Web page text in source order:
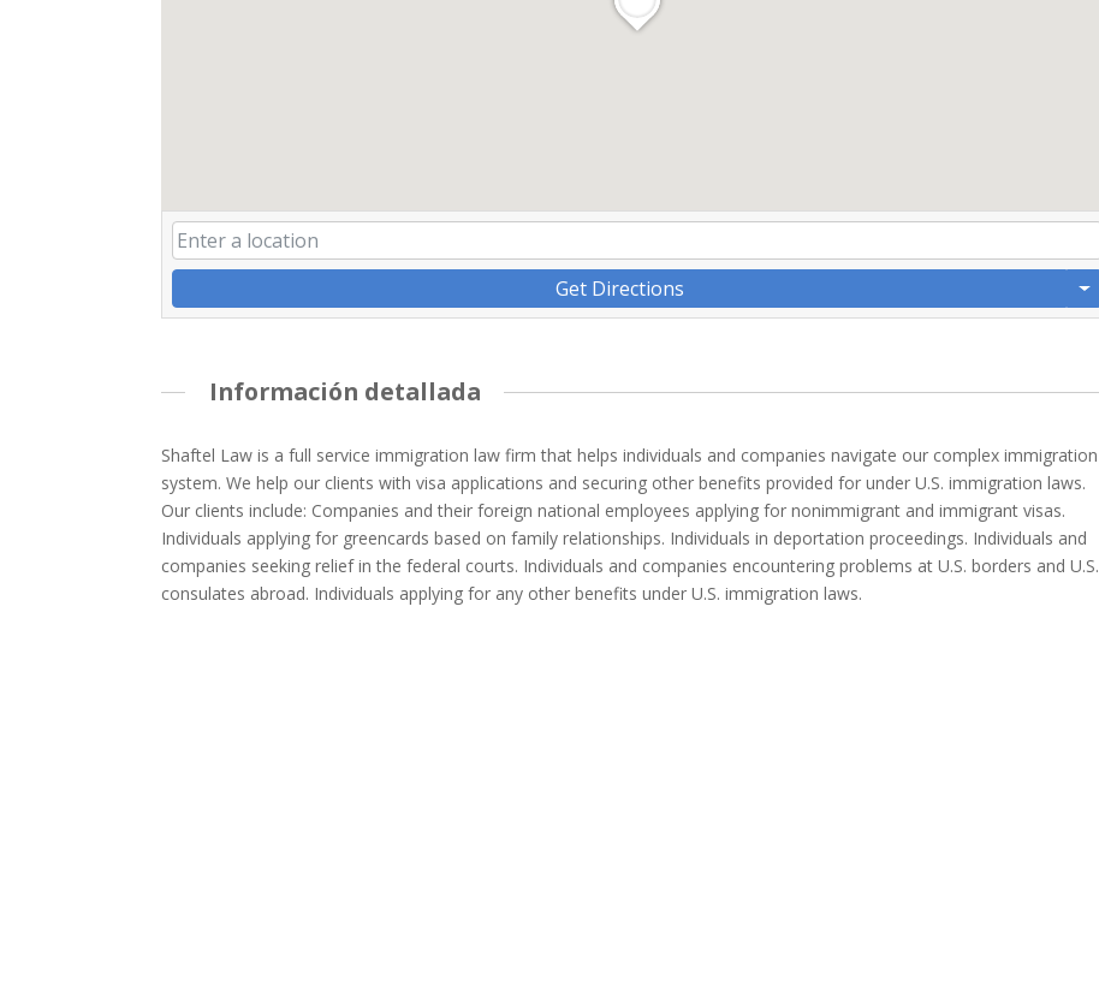
Get Directions
Información detallada
Shaftel Law is a full service immigration law firm that helps individuals and companies navigate our complex immigration
system. We help our clients with visa applications and securing other benefits provided for under U.S. immigration laws.
Our clients include: Companies and their foreign national employees applying for nonimmigrant and immigrant visas.
Individuals applying for greencards based on family relationships. Individuals in deportation proceedings. Individuals and
companies seeking relief in the federal courts. Individuals and companies encountering problems at U.S. borders and U.S.
consulates abroad. Individuals applying for any other benefits under U.S. immigration laws.